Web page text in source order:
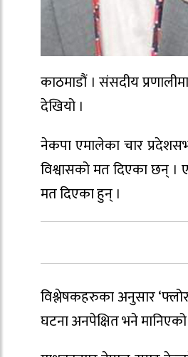
काठमाडौं । संसदीय
देखियो ।
नेकपा एमालेका चार
विश्वासको मत दिएका छन् ।
मत दिएका हुन् ।
विश्लेषकहरुका अनुसार
घटना अनपेक्षित भने